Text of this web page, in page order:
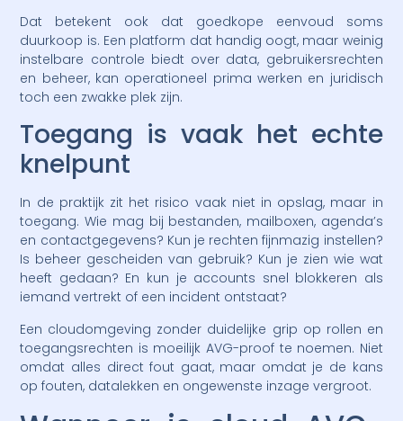
Dat betekent ook dat goedkope eenvoud soms
duurkoop is. Een platform dat handig oogt, maar weinig
instelbare controle biedt over data, gebruikersrechten
en beheer, kan operationeel prima werken en juridisch
toch een zwakke plek zijn.
Toegang is vaak het echte
knelpunt
In de praktijk zit het risico vaak niet in opslag, maar in
toegang. Wie mag bij bestanden, mailboxen, agenda’s
en contactgegevens? Kun je rechten fijnmazig instellen?
Is beheer gescheiden van gebruik? Kun je zien wie wat
heeft gedaan? En kun je accounts snel blokkeren als
iemand vertrekt of een incident ontstaat?
Een cloudomgeving zonder duidelijke grip op rollen en
toegangsrechten is moeilijk AVG-proof te noemen. Niet
omdat alles direct fout gaat, maar omdat je de kans
op fouten, datalekken en ongewenste inzage vergroot.